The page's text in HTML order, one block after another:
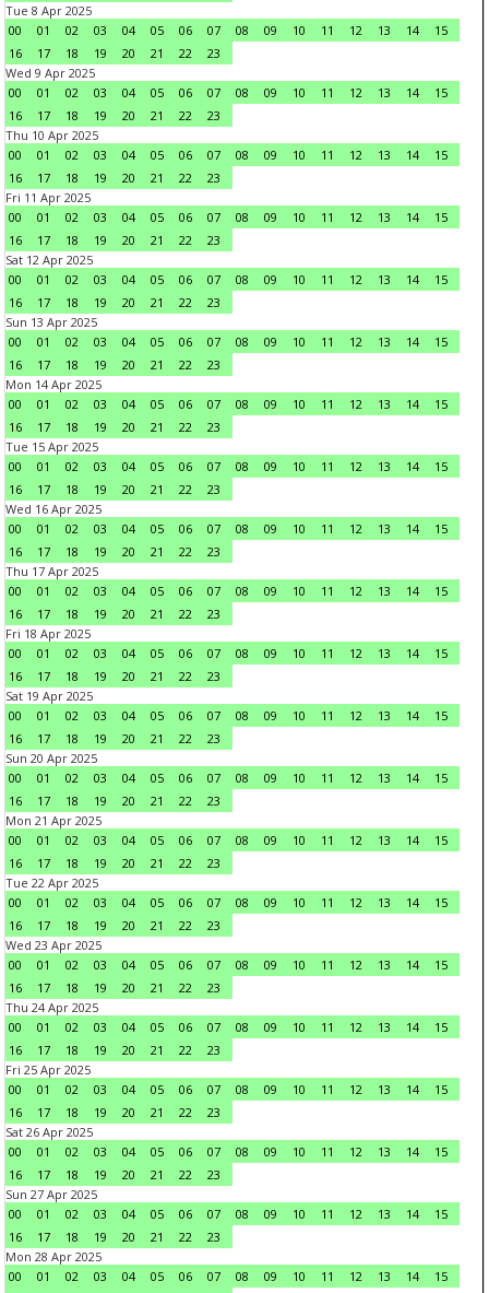
Tue 8 Apr 2025
00
01 02 03 04 05 06 07 08 09 10 11 12 13 14
15
16
17 18 19 20 21 22
23
Wed 9 Apr 2025
00
01 02 03 04 05 06 07 08 09 10 11 12 13 14
15
16
17 18 19 20 21 22
23
Thu 10 Apr 2025
00
01 02 03 04 05 06 07 08 09 10 11 12 13 14
15
16
17 18 19 20 21 22
23
Fri 11 Apr 2025
00
01 02 03 04 05 06 07 08 09 10 11 12 13 14
15
16
17 18 19 20 21 22
23
Sat 12 Apr 2025
00
01 02 03 04 05 06 07 08 09 10 11 12 13 14
15
16
17 18 19 20 21 22
23
Sun 13 Apr 2025
00
01 02 03 04 05 06 07 08 09 10 11 12 13 14
15
16
17 18 19 20 21 22
23
Mon 14 Apr 2025
00
01 02 03 04 05 06 07 08 09 10 11 12 13 14
15
16
17 18 19 20 21 22
23
Tue 15 Apr 2025
00
01 02 03 04 05 06 07 08 09 10 11 12 13 14
15
16
17 18 19 20 21 22
23
Wed 16 Apr 2025
00
01 02 03 04 05 06 07 08 09 10 11 12 13 14
15
16
17 18 19 20 21 22
23
Thu 17 Apr 2025
00
01 02 03 04 05 06 07 08 09 10 11 12 13 14
15
16
17 18 19 20 21 22
23
Fri 18 Apr 2025
00
01 02 03 04 05 06 07 08 09 10 11 12 13 14
15
16
17 18 19 20 21 22
23
Sat 19 Apr 2025
00
01 02 03 04 05 06 07 08 09 10 11 12 13 14
15
16
17 18 19 20 21 22
23
Sun 20 Apr 2025
00
01 02 03 04 05 06 07 08 09 10 11 12 13 14
15
16
17 18 19 20 21 22
23
Mon 21 Apr 2025
00
01 02 03 04 05 06 07 08 09 10 11 12 13 14
15
16
17 18 19 20 21 22
23
Tue 22 Apr 2025
00
01 02 03 04 05 06 07 08 09 10 11 12 13 14
15
16
17 18 19 20 21 22
23
Wed 23 Apr 2025
00
01 02 03 04 05 06 07 08 09 10 11 12 13 14
15
16
17 18 19 20 21 22
23
Thu 24 Apr 2025
00
01 02 03 04 05 06 07 08 09 10 11 12 13 14
15
16
17 18 19 20 21 22
23
Fri 25 Apr 2025
00
01 02 03 04 05 06 07 08 09 10 11 12 13 14
15
16
17 18 19 20 21 22
23
Sat 26 Apr 2025
00
01 02 03 04 05 06 07 08 09 10 11 12 13 14
15
16
17 18 19 20 21 22
23
Sun 27 Apr 2025
00
01 02 03 04 05 06 07 08 09 10 11 12 13 14
15
16
17 18 19 20 21 22
23
Mon 28 Apr 2025
00
01 02 03 04 05 06 07 08 09 10 11 12 13 14
15